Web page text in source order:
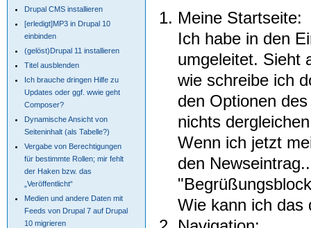
Meine Startseite:
Ich habe in den
umgeleitet. Sieht
wie schreibe ich
den Optionen
nichts
Wenn ich jetzt
den
Wie kann ich das
Drupal CMS installieren
[erledigt]MP3 in Drupal 10
einbinden
(gelöst)Drupal 11 installieren
Titel ausblenden
Ich brauche dringen Hilfe zu
Updates oder ggf. wwie geht
Composer?
Dynamische Ansicht von
Seiteninhalt (als Tabelle?)
Vergabe von Berechtigungen
für bestimmte Rollen; mir fehlt
der Haken bzw. das
„Veröffentlicht“
Medien und andere Daten mit
Feeds von Drupal 7 auf Drupal
10 migrieren